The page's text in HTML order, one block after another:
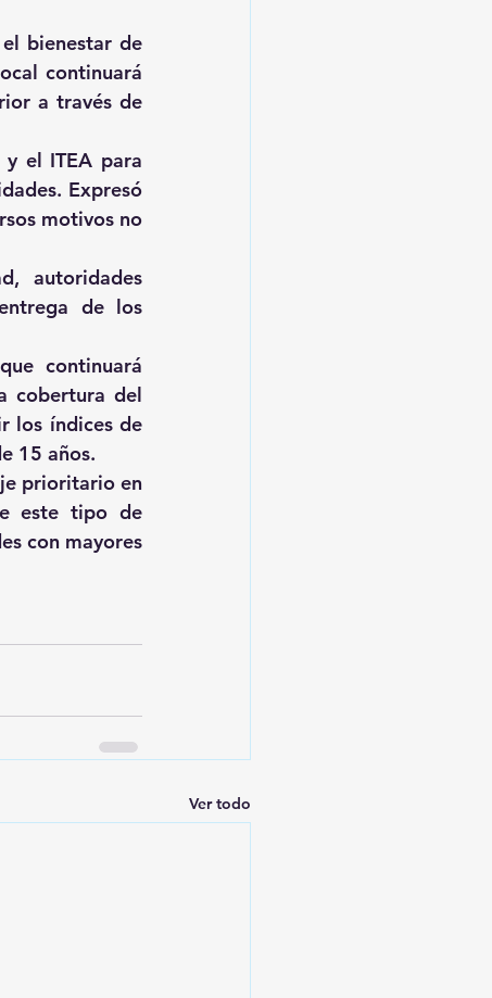
bienestar de
continuará
a través de
el ITEA para
Expresó
motivos no
autoridades
de los
continuará
cobertura del
los índices de
15 años.
prioritario en
este tipo de
con mayores
Ver todo